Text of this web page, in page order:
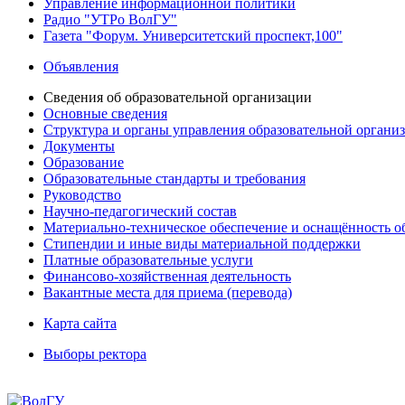
Управление информационной политики
Радио "УТРо ВолГУ"
Газета "Форум. Университетский проспект,100"
Объявления
Сведения об образовательной организации
Основные сведения
Структура и органы управления образовательной
Документы
Образование
Образовательные стандарты и требования
Руководство
Научно-педагогический состав
Материально-техническое обеспечение и оснащённость
Стипендии и иные виды материальной поддержки
Платные образовательные услуги
Финансово-хозяйственная деятельность
Вакантные места для приема (перевода)
Карта сайта
Выборы ректора